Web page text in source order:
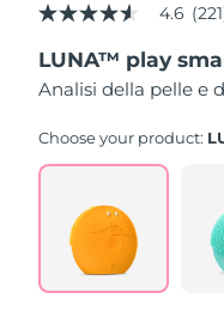
4.6
su
5
,
di
medio.
Reviews.
Stesso
alla
4.6
LUNA™ play
Analisi della pelle e
Choose your product: